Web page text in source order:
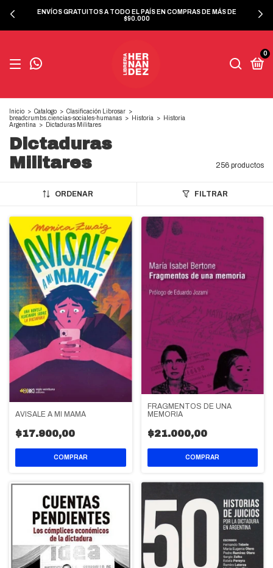
ENVÍOS GRATUITOS A TODO EL PAÍS EN COMPRAS DE MÁS DE
$90.000
0
Inicio > Catalogo > Clasificación Librosar >
breadcrumbs.ciencias-sociales-humanas > Historia >
Historia
Argentina
> Dictaduras Militares
Dictaduras
Militares
256 productos
ORDENAR FILTRAR
AVISALE A MI MAMÁ
$17.900,00
FRAGMENTOS DE UNA
MEMORIA
$21.000,00